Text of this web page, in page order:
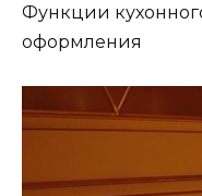
Функции
оформления